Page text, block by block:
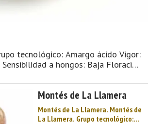
tecnológico: Amargo ácido Vigor:
a hongos: Baja Floración:
30 t/ha Acidez total (g/l H2SO4): ..
Montés de La Llamera
Montés de La Llamera. Montés de
La Llamera. Grupo tecnológico: